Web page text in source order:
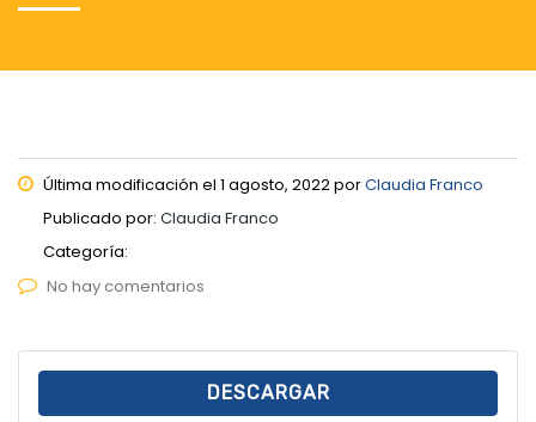
Última modificación el 1 agosto, 2022 porClaudia Franco
Publicado por: Claudia Franco
Categoría:
No hay comentarios
DESCARGAR